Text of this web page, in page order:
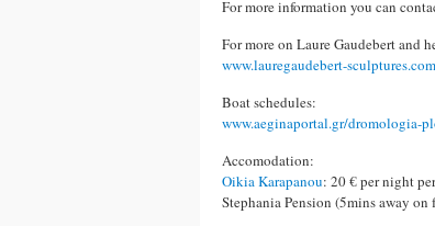
For more information you can
For more on Laure Gaudebert and
www.lauregaudebert-sculptures.com
Boat schedules:
www.aeginaportal.gr/dromologia-
Accomodation:
Oikia Karapanou: 20 € per night
Stephania Pension (5mins away